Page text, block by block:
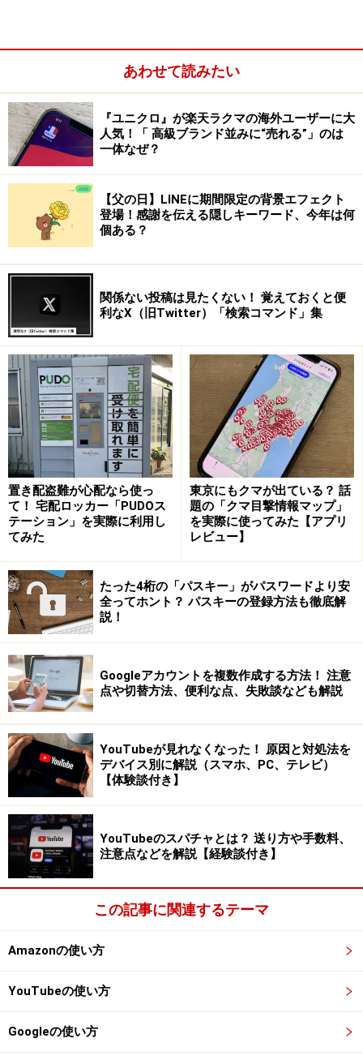
・他の人の投稿に「いいね」やコメントを残す
・ストーリーを閲覧する
・ストーリーに返信したりクイックリアクションを残す
・ユーザーやハッシュタグを検索する
・メッセージ（DM）を送受信する
・おすすめコンテンツを閲覧する
・自分の投稿を閲覧する
・自分の投稿に対する「いいね」やコメントの新着情報
を確認する
・「いいね」の数を確認する
・コメントに返信をする
・プロフィールを編集する
など、ほとんどのインスタの機能がPC版でもそのまま使
えます。
しかし、写真や1分以内の短尺動画の投稿はできませ
ん。“1～60分の動画（IGTV）”なら、プロフィールペー
ジの「IGTV」タブからアップロードすることが可能で
す。
1～60分のIGTVならPC版でもそのままアップロードできる
ちょっとした裏技でPCからも写真が投稿で
きる！
では、PCから写真をアップロードしたい場合、どうすれ
ば良いのでしょうか？ その答えは「ブラウザのデベロッ
今回はWindows／Macどちらでも使える「Google
1. Google ChromeでInstagramにアクセスした後、ブラ
あわせて読みたい
『ユニクロ』が楽天ラクマの海外ユーザーに大
人気！「 高級ブランド並みに“売れる”」のは
一体なぜ？
【父の日】LINEに期間限定の背景エフェクト
登場！感謝を伝える隠しキーワード、今年は何
個ある？
関係ない投稿は見たくない！ 覚えておくと便
利なX（旧Twitter）「検索コマンド」集
置き配盗難が心配なら使っ
て！ 宅配ロッカー「PUDOス
テーション」を実際に利用し
てみた
東京にもクマが出ている？ 話
題の「クマ目撃情報マップ」
を実際に使ってみた【アプリ
レビュー】
たった4桁の「パスキー」がパスワードより安
全ってホント？ パスキーの登録方法も徹底解
説！
Googleアカウントを複数作成する方法！ 注意
点や切替方法、便利な点、失敗談なども解説
YouTubeが見れなくなった！ 原因と対処法を
デバイス別に解説（スマホ、PC、テレビ）
【体験談付き】
YouTubeのスパチャとは？ 送り方や手数料、
注意点などを解説【経験談付き】
この記事に関連するテーマ
Amazonの使い方
YouTubeの使い方
Googleの使い方